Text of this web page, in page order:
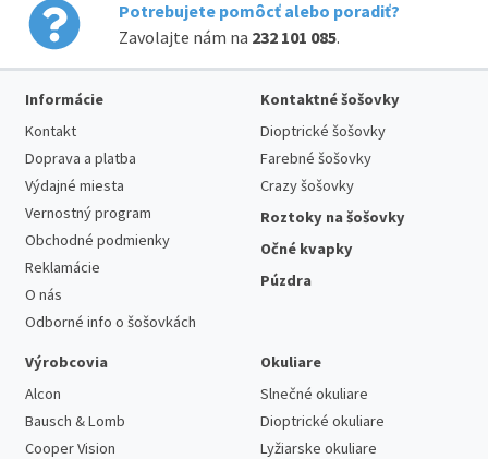
Potrebujete pomôcť alebo poradiť?
Zavolajte nám na 232 101 085.
Informácie
Kontakt
Doprava a platba
Výdajné miesta
Vernostný program
Obchodné podmienky
Reklamácie
O nás
Odborné info o šošovkách
Kontaktné šošovky
Dioptrické šošovky
Farebné šošovky
Crazy šošovky
Roztoky na šošovky
Očné kvapky
Púzdra
Výrobcovia
Alcon
Bausch & Lomb
Cooper Vision
Okuliare
Slnečné okuliare
Dioptrické okuliare
Lyžiarske okuliare